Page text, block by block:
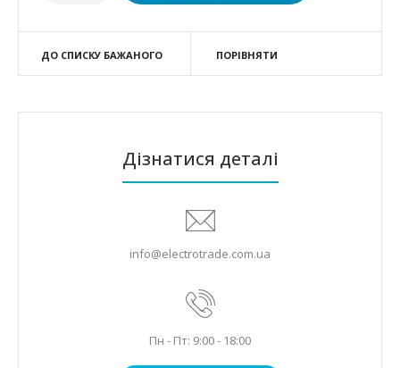
ДО СПИСКУ БАЖАНОГО ПОРІВНЯТИ
Дізнатися деталі
info@electrotrade.com.ua
Пн - Пт: 9:00 - 18:00